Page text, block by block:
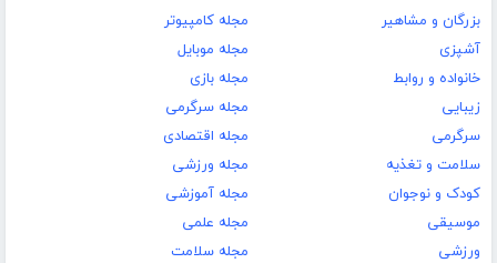
بزرگان و مشاهیر
آشپزی
خانواده و روابط
زیبایی
سرگرمی
سلامت و تغذیه
کودک و نوجوان
موسیقی
ورزشی
مجله کامپیوتر
مجله موبایل
مجله بازی
مجله سرگرمی
مجله اقتصادی
مجله ورزشی
مجله آموزشی
مجله علمی
مجله سلامت